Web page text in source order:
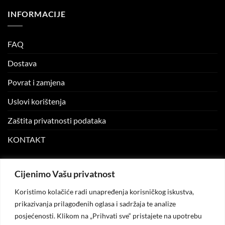
Cijenimo Vašu privatnost
Koristimo kolačiće radi unapređenja korisničkog iskustva,
prikazivanja prilagođenih oglasa i sadržaja te analize
posjećenosti. Klikom na „Prihvati sve“ pristajete na upotrebu
INFORMACIJE
FAQ
Dostava
Povrat i zamjena
Uslovi korištenja
Zaštita privatnosti podataka
KONTAKT
Moj nalog
Moje narudžbe